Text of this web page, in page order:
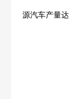
源汽车产量达